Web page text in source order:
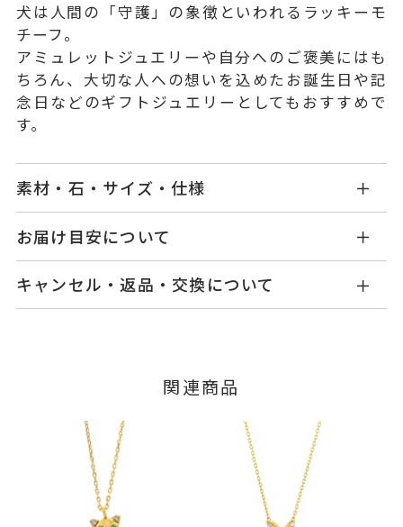
犬は人間の「守護」の象徴といわれるラッキーモ
チーフ。
アミュレットジュエリーや自分へのご褒美にはも
ちろん、大切な人への想いを込めたお誕生日や記
念日などのギフトジュエリーとしてもおすすめで
す。
素材・石・サイズ・仕様
品番
SF2406N001BLYB
素材
K18イエローゴールド
石
ブラックダイヤモンド
ざいます。
リングサイズ
チェーン(取り外し不可) 全長45c
縦：約10.7mm 横：約10mm 厚
お届け目安について
せ。
ご注文およびご入金確認後、以下の日程にて発送
■お届け目安が「3営業日以内に発送」の商品
例：金曜日17時までのご注文→翌週火曜日までに
発送いたします。
■お届け目安が「約1ヶ月半以内～」の商品
キャンセル・返品・交換について
ージの購入履歴一覧よりご注文状況をご確認いた
ご注文状況が「注文済み」の場合に限り、キャ
ンセルを承ります。
メンバーシップ未登録のお客さまは、お問い合
わせフォームよりご連絡ください。
関連商品